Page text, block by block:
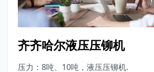
齐齐哈尔液压压铆机
压力：8吨、10吨，液压压铆机.